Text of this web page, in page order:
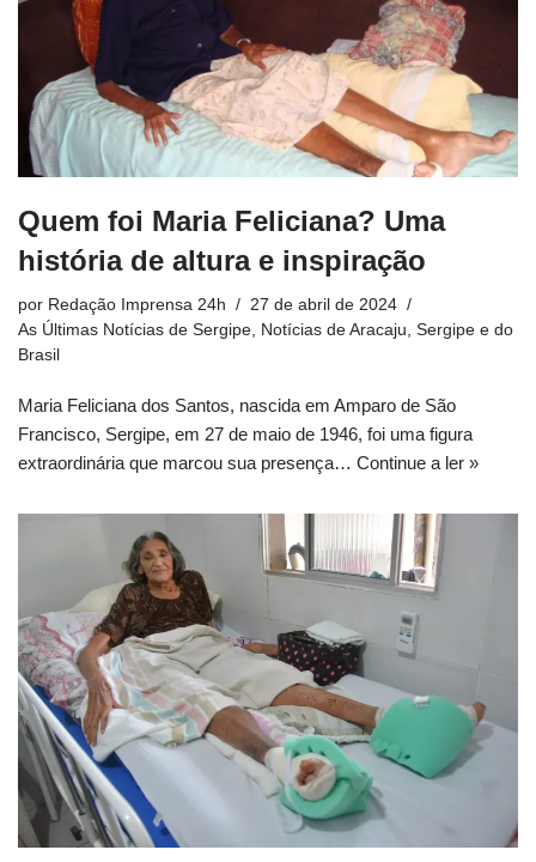
Quem foi Maria Feliciana? Uma
história de altura e inspiração
por Redação Imprensa 24h
27 de abril de 2024
As Últimas Notícias de Sergipe
Notícias de Aracaju, Sergipe e do
Brasil
Maria Feliciana dos Santos, nascida em Amparo de São
Francisco, Sergipe, em 27 de maio de 1946, foi uma figura
extraordinária que marcou sua presença… Continue a ler »